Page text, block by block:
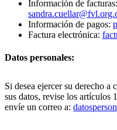
Información de facturas:
Información de pagos:
Factura electrónica:
Datos personales:
Si desea ejercer su derecho
sus datos, revise los artículos
envíe un correo a: